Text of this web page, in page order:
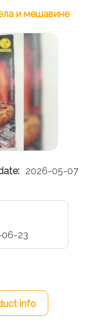
и мешавине
2026-05-07
23
info